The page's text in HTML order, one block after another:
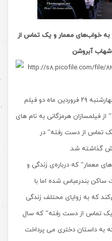
خواب‌های معمار و یک تماس از
آبروشن
، عصر چهارشنبه ۲۹ فروردین ماه دو فیلم
فیلمسازان هرمزگانی به نام های
تماس از دست رفته” در
گذاشته شد.
معمار” که درباره‌ی زندگی و
بندرعباس شده اما با
که به زوایای محتلف زندگی
تماس از دست‌ رفته” که سال
که به داستان دختری‌ می پرداخت